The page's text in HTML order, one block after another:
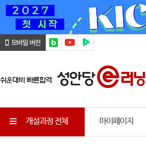
개설과정 전체 마이페이지